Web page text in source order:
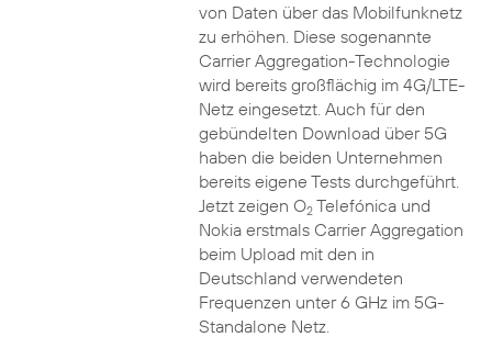
von Daten über das Mobilfunknetz
zu erhöhen. Diese sogenannte
Carrier Aggregation-Technologie
wird bereits großflächig im 4G/LTE-
Netz eingesetzt. Auch für den
gebündelten Download über 5G
haben die beiden Unternehmen
bereits eigene Tests durchgeführt.
Jetzt zeigen O2Telefónica und
Nokia erstmals Carrier Aggregation
beim Upload mit den in
Deutschland verwendeten
Frequenzen unter 6 GHz im 5G-
Standalone Netz.